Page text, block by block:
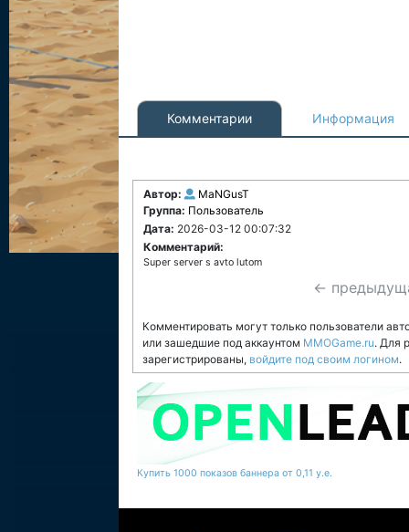
Комментарии Информация
Автор:
MaNGusT
Группа: Пользователь
Дата: 2026-03-12 00:07:32
Комментарий:
Super server s avto lutom
←
Комментировать могут только пользователи
или зашедшие под аккаунтом MMOGame.ru. Для
зарегистрированы, войдите под своим логином.
Купить 1000 показов баннера от 0,11 у.е.